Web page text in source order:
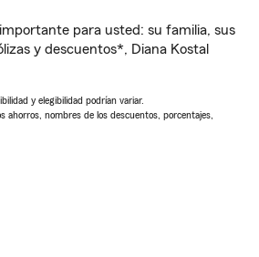
para usted: su familia, sus
y descuentos*, Diana Kostal
y elegibilidad podrían variar.
ahorros, nombres de los descuentos, porcentajes,